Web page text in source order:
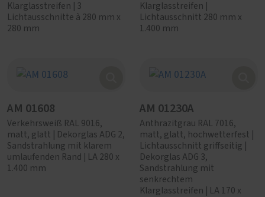
Klarglasstreifen | 3
Lichtausschnitte à 280 mm x
280 mm
Klarglasstreifen |
Lichtausschnitt 280 mm x
1.400 mm
AM 01608
Verkehrsweiß RAL 9016,
matt, glatt | Dekorglas ADG 2,
Sandstrahlung mit klarem
umlaufenden Rand | LA 280 x
1.400 mm
AM 01230A
Anthrazitgrau RAL 7016,
matt, glatt, hochwetterfest |
Lichtausschnitt griffseitig |
Dekorglas ADG 3,
Sandstrahlung mit
senkrechtem
Klarglasstreifen | LA 170 x